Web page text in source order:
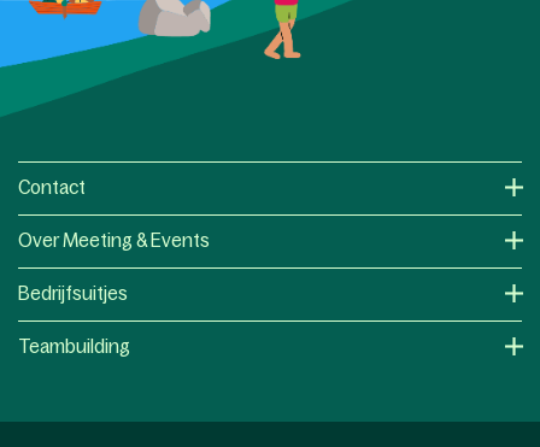
Contact
Over Meeting & Events
Bedrijfsuitjes
Teambuilding